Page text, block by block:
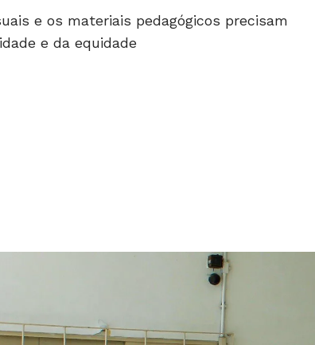
e os materiais pedagógicos precisam
e da equidade